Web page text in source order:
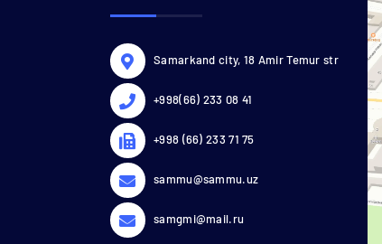
Samarkand city, 18 Amir Temur str
+998(66) 233 08 41
+998 (66) 233 71 75
sammu@sammu.uz
samgmi@mail.ru